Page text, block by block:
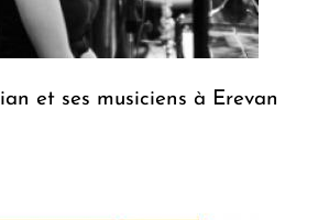
et ses musiciens à Erevan